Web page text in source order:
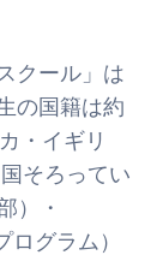
クール」は
の国籍は約
・イギリ
そろってい
）・
グラム）